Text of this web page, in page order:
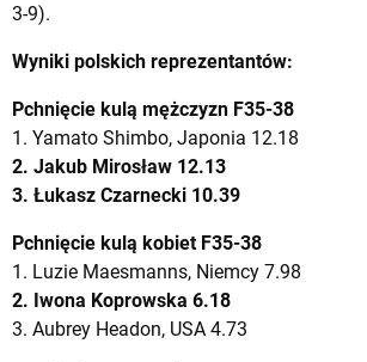
3-9).
Wyniki polskich reprezentantów:
Pchnięcie kulą mężczyzn F35-38
1. Yamato Shimbo, Japonia 12.18
2. Jakub Mirosław 12.13
3. Łukasz Czarnecki 10.39
Pchnięcie kulą kobiet F35-38
1. Luzie Maesmanns, Niemcy 7.98
2. Iwona Koprowska 6.18
3. Aubrey Headon, USA 4.73